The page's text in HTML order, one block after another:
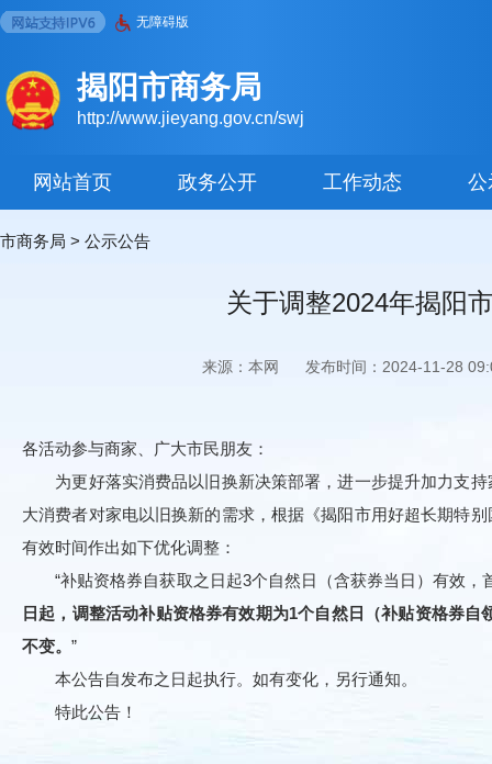
无障碍版
揭阳市商务局
http://www.jieyang.gov.cn/swj
网站首页 政务公开 工作动态 公
市商务局 > 公示公告
关于调整2024年揭阳
来源：本网 发布时间：2024-11-28
各活动参与商家、广大市民朋友：
为更好落实消费品以旧换新决策部署，进一步提升加力支持
大消费者对家电以旧换新的需求，根据《揭阳市用好超长期特
有效时间作出如下优化调整：
“补贴资格券自获取之日起3个自然日（含获券当日）有效，
日起，调整活动补贴资格券有效期为1个自然日（补贴资格券
不变。 ”
本公告自发布之日起执行。如有变化，另行通知。
特此公告！